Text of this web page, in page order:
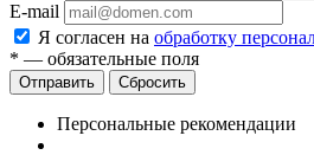
E-mail
Я согласен на обработку
* — обязательные поля
Сбросить
Персональные рекомендации